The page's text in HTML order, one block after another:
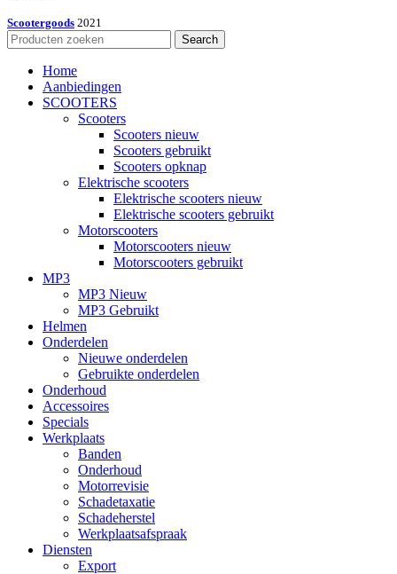
Scootergoods 2021
Search
Home
Aanbiedingen
SCOOTERS
Scooters
Scooters nieuw
Scooters gebruikt
Scooters opknap
Elektrische scooters
Elektrische scooters nieuw
Elektrische scooters gebruikt
Motorscooters
Motorscooters nieuw
Motorscooters gebruikt
MP3
MP3 Nieuw
MP3 Gebruikt
Helmen
Onderdelen
Nieuwe onderdelen
Gebruikte onderdelen
Onderhoud
Accessoires
Specials
Werkplaats
Banden
Onderhoud
Motorrevisie
Schadetaxatie
Schadeherstel
Werkplaatsafspraak
Diensten
Export